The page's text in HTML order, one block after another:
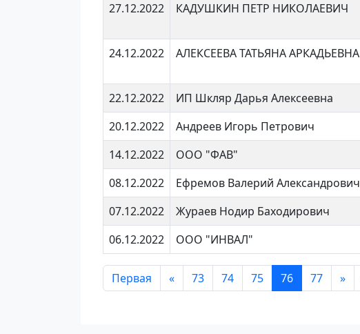
27.12.2022
КАДУШКИН ПЕТР НИКОЛАЕВИЧ
24.12.2022
АЛЕКСЕЕВА ТАТЬЯНА АРКАДЬЕВНА
22.12.2022
ИП Шкляр Дарья Алексеевна
20.12.2022
Андреев Игорь Петрович
14.12.2022
ООО "ФАВ"
08.12.2022
Ефремов Валерий Александрович
07.12.2022
Жураев Нодир Баходирович
06.12.2022
ООО "ИНВАЛ"
Первая « 73 74 75 76 77 »